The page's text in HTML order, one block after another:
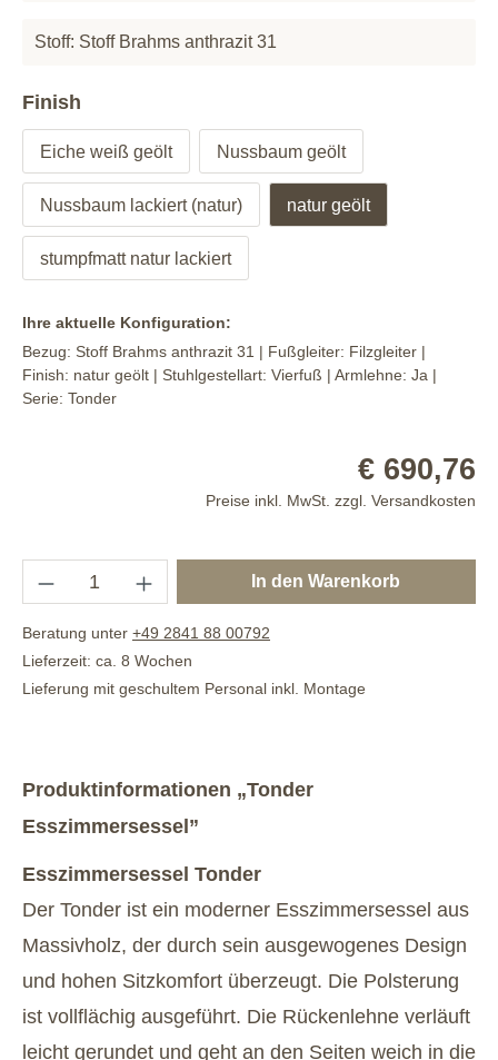
Stoff: Stoff Brahms anthrazit 31
Finish
Eiche weiß geölt Nussbaum geölt
Nussbaum lackiert (natur) natur geölt
stumpfmatt natur lackiert
Ihre aktuelle Konfiguration:
Bezug: Stoff Brahms anthrazit 31 | Fußgleiter: Filzgleiter |
Finish: natur geölt | Stuhlgestellart: Vierfuß | Armlehne: Ja |
Serie: Tonder
€ 690,76
Preise inkl. MwSt. zzgl. Versandkosten
In den Warenkorb
Beratung unter +49 2841 88 00792
Lieferzeit: ca. 8 Wochen
Lieferung mit geschultem Personal inkl. Montage
Produktinformationen „Tonder
Esszimmersessel”
Esszimmersessel Tonder
Der Tonder ist ein moderner Esszimmersessel aus
Massivholz, der durch sein ausgewogenes Design
und hohen Sitzkomfort überzeugt. Die Polsterung
ist vollflächig ausgeführt. Die Rückenlehne verläuft
leicht gerundet und geht an den Seiten weich in die